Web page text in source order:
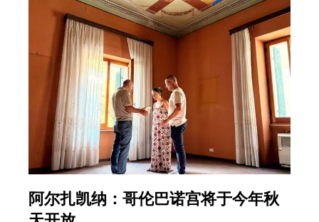
阿尔扎凯纳：哥伦巴诺宫将于今年秋